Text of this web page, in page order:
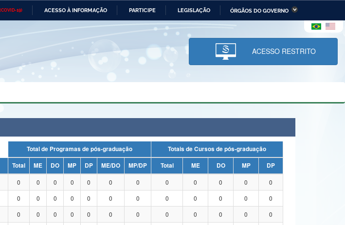
19) ACESSO À INFORMAÇÃO PARTICIPE LEGISLAÇÃO ÓRGÃOS DO GOVERNO
Ministério das Relações Ministério da Economia Ministério da Infraestrutura
Ministério da Ciência,
Tecnologia, Inovações e
Comunicações
e dos Direitos Humanos
Banco Central do Brasil Planalto
ACESSO RESTRITO
Total de Programas de pós-graduação
Totais de Cursos de pós-graduação
Total ME DO MP DP ME/DO MP/DP Total ME DO MP
DP
0 0 0 0 0 0 0 0 0 0 0
0
0 0 0 0 0 0 0 0 0 0 0
0
0 0 0 0 0 0 0 0 0 0 0
0